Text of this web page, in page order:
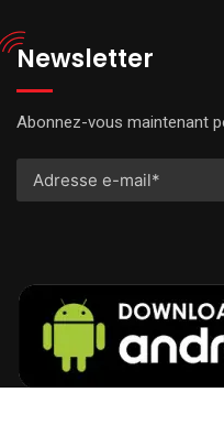
Newsletter
Abonnez-vous maintenant